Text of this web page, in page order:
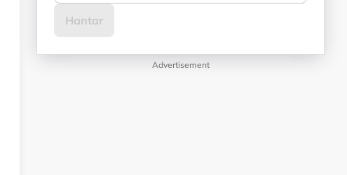
Advertisement